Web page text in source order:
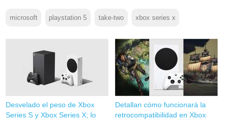
microsoft playstation 5 take-two xbox series x
Desvelado el peso de Xbox
Series S y Xbox Series X; lo
Detallan cómo funcionará la
retrocompatibilidad en Xbox